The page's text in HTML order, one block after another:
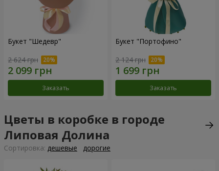
Букет "Шедевр"
2 624 грн
Заказать
Букет "Портофино"
2 124 грн
Заказать
Цветы в коробке в городе
Липовая Долина
Cортировка: дешевые дорогие